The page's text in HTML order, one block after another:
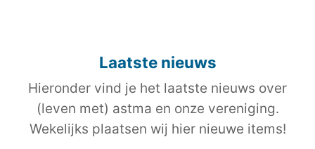
Laatste nieuws
Hieronder vind je het laatste nieuws over
(leven met) astma en onze vereniging.
Wekelijks plaatsen wij hier nieuwe items!